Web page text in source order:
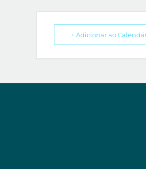
+ Adicionar ao